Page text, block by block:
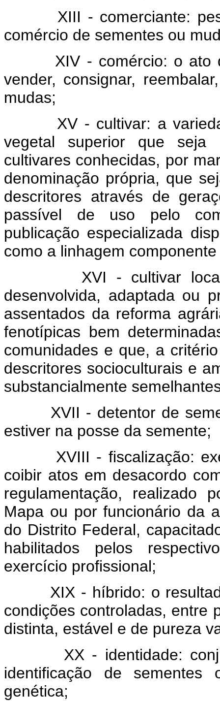
XIII - comerciante:
comércio de sementes ou
XIV - comércio: o ato de
vender, consignar,
mudas;
XV - cultivar: a
vegetal superior que seja
cultivares conhecidas, por
denominação própria, que
descritores através de
passível de uso pelo
publicação especializada
como a linhagem
XVI - cultivar local,
desenvolvida, adaptada ou
assentados da reforma
fenotípicas bem
comunidades e que, a
descritores socioculturais e
substancialmente
XVII - detentor de
estiver na posse da semente;
XVIII - fiscalização:
coibir atos em desacordo
regulamentação, realizado
Mapa ou por funcionário da
do Distrito Federal,
habilitados pelos
exercício profissional;
XIX - híbrido: o resultado
condições controladas, entre
distinta, estável e de pureza
XX - identidade:
identificação de sementes
genética;